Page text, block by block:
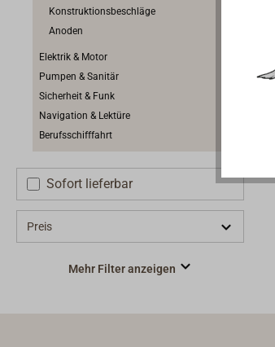
Konstruktionsbeschläge
Anoden
Elektrik & Motor
Pumpen & Sanitär
Sicherheit & Funk
Navigation & Lektüre
Berufsschifffahrt
Sofort lieferbar
Preis
Mehr Filter anzeigen